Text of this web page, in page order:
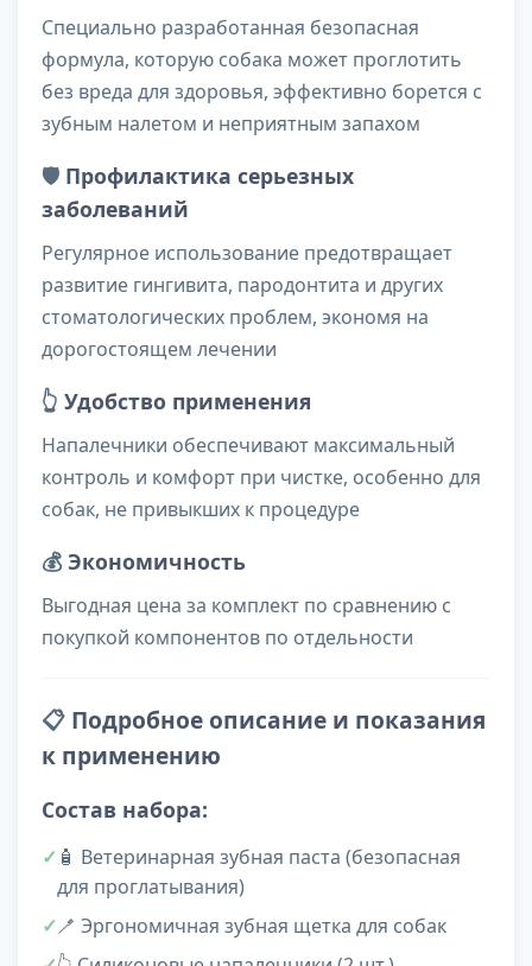
Специально разработанная безопасная
формула, которую собака может проглотить
без вреда для здоровья, эффективно борется с
зубным налетом и неприятным запахом
🛡️ Профилактика серьезных
заболеваний
Регулярное использование предотвращает
развитие гингивита, пародонтита и других
стоматологических проблем, экономя на
дорогостоящем лечении
👆 Удобство применения
Напалечники обеспечивают максимальный
контроль и комфорт при чистке, особенно для
собак, не привыкших к процедуре
💰 Экономичность
Выгодная цена за комплект по сравнению с
покупкой компонентов по отдельности
📋 Подробное описание и показания
к применению
Состав набора:
🧴 Ветеринарная зубная паста (безопасная
для проглатывания)
🪥 Эргономичная зубная щетка для собак